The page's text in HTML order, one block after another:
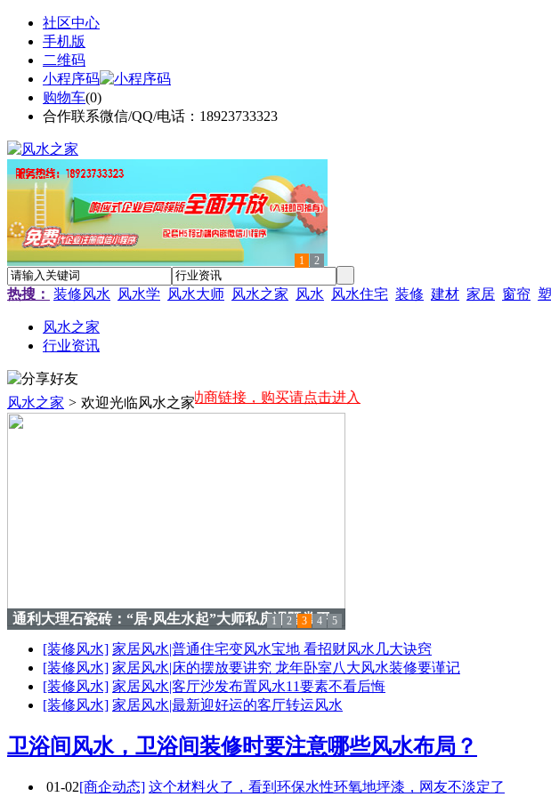
社区中心
手机版
二维码
小程序码
购物车(0)
合作联系微信/QQ/电话：18923733323
1 2
热搜： 装修风水 风水学 风水大师 风水之家 风水 风水住宅 装修 建材 家居 窗帘
风水之家
行业资讯
风水之家 > 欢迎光临风水之家
首页黄金广告位赞助商链接，购买请点击进入
简一大理石瓷砖：携手世界联合书局 打造中华文化
1 2 3 4 5
[装修风水] 家居风水|普通住宅变风水宝地 看招财风水几大诀窍
[装修风水] 家居风水|床的摆放要讲究 龙年卧室八大风水装修要谨记
[装修风水] 家居风水|客厅沙发布置风水11要素不看后悔
[装修风水] 家居风水|最新迎好运的客厅转运风水
卫浴间风水，卫浴间装修时要注意哪些风水布局？
01-02[商企动态] 这个材料火了，看到环保水性环氧地坪漆，网友不淡定了